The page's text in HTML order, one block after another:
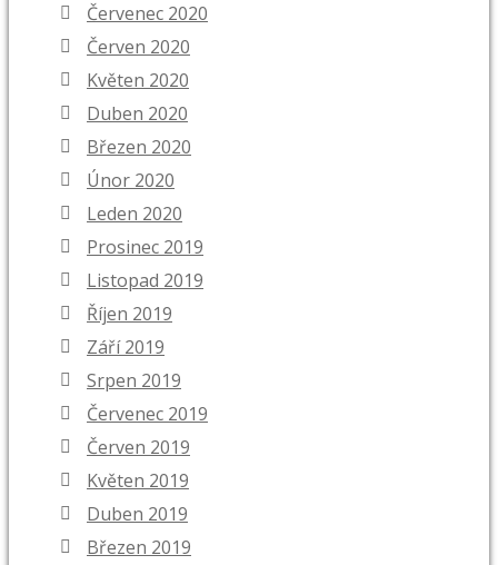
Červenec 2020
Červen 2020
Květen 2020
Duben 2020
Březen 2020
Únor 2020
Leden 2020
Prosinec 2019
Listopad 2019
Říjen 2019
Září 2019
Srpen 2019
Červenec 2019
Červen 2019
Květen 2019
Duben 2019
Březen 2019